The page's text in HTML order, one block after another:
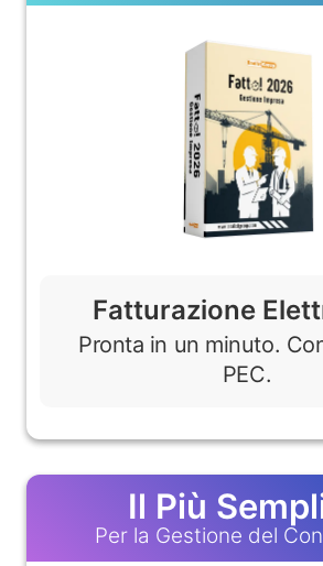
Fatturazione
Pronta in un minuto.
PEC.
Il Più
Per la Gestione del